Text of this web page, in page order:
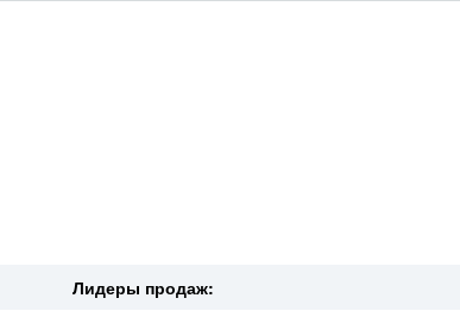
Лидеры продаж: